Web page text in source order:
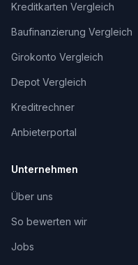
Kreditkarten Vergleich
Baufinanzierung Vergleich
Girokonto Vergleich
Depot Vergleich
Kreditrechner
Anbieterportal
Unternehmen
Über uns
So bewerten wir
Jobs